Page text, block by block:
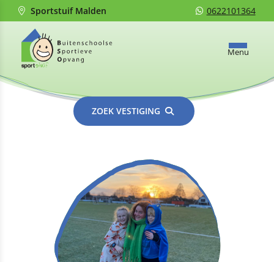
Sportstuif Malden 0622101364
Menu
ZOEK VESTIGING